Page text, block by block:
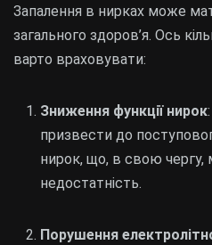
Запалення в нирках може
загального здоров’я. Ось
варто враховувати:
Зниження функції нирок
призвести до
нирок, що, в свою
недостатність.
Порушення